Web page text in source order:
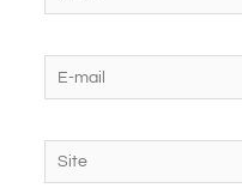
mail
Site